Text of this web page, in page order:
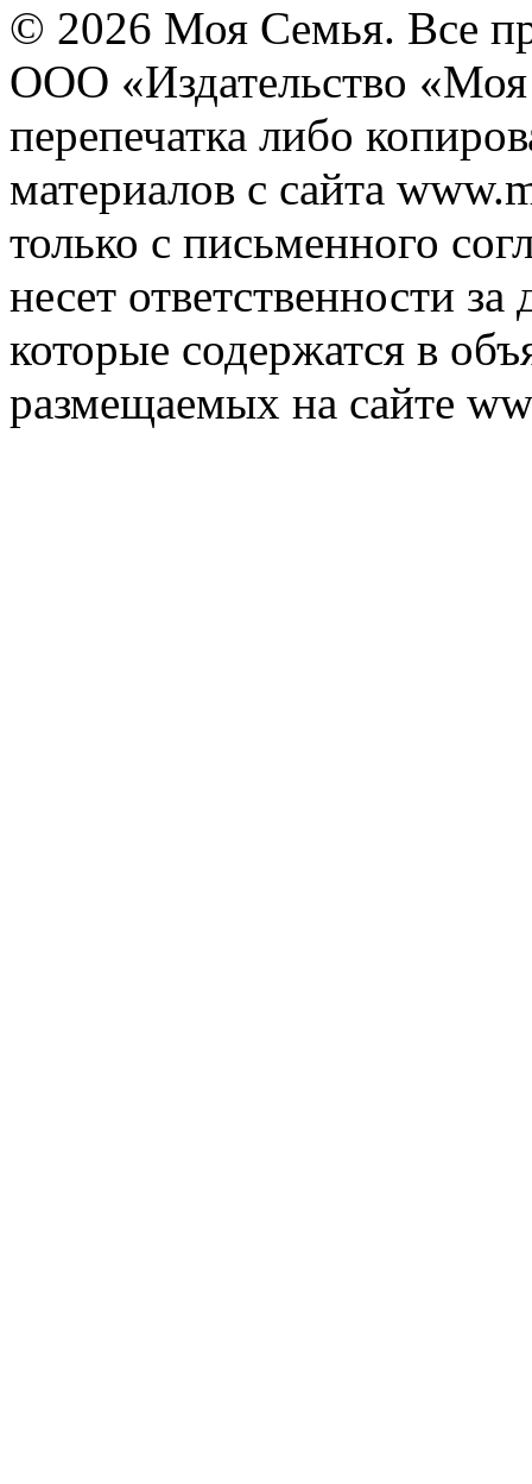
© 2026 Моя Семья. Все
ООО «Издательство
перепечатка либо
материалов с сайта
только с письменного
несет ответственности
которые содержатся в
размещаемых на сайте